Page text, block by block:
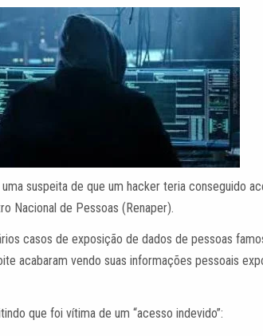
suspeita de que um hacker teria conseguido
Nacional de Pessoas (Renaper).
casos de exposição de dados de pessoas
acabaram vendo suas informações pessoais
que foi vítima de um “acesso indevido”: